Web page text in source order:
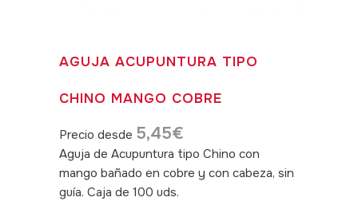
AGUJA ACUPUNTURA TIPO
CHINO MANGO COBRE
Precio desde 5,45€
Aguja de Acupuntura tipo Chino con
mango bañado en cobre y con cabeza, sin
guía. Caja de 100 uds.